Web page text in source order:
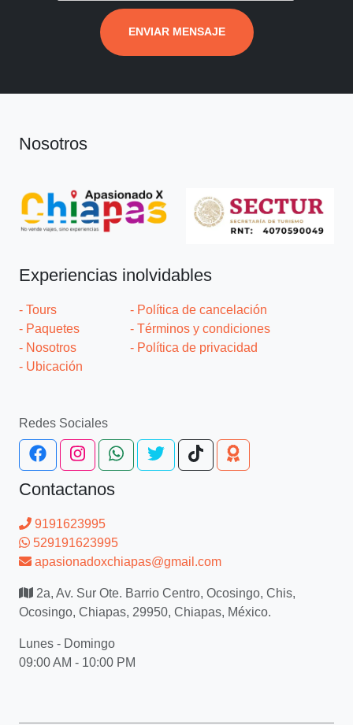
ENVIAR MENSAJE
Nosotros
Experiencias inolvidables
- Tours
- Paquetes
- Nosotros
- Ubicación
- Política de cancelación
- Términos y condiciones
- Política de privacidad
Redes Sociales
Contactanos
9191623995
529191623995
apasionadoxchiapas@gmail.com
2a, Av. Sur Ote. Barrio Centro, Ocosingo, Chis,
Ocosingo, Chiapas, 29950, Chiapas, México.
Lunes - Domingo
09:00 AM - 10:00 PM